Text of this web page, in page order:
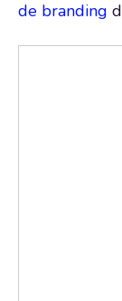
de branding